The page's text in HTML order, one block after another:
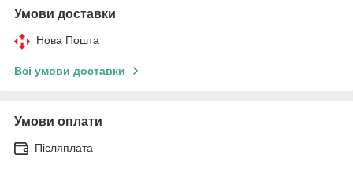
Умови доставки
Нова Пошта
Всі умови доставки
Умови оплати
Післяплата